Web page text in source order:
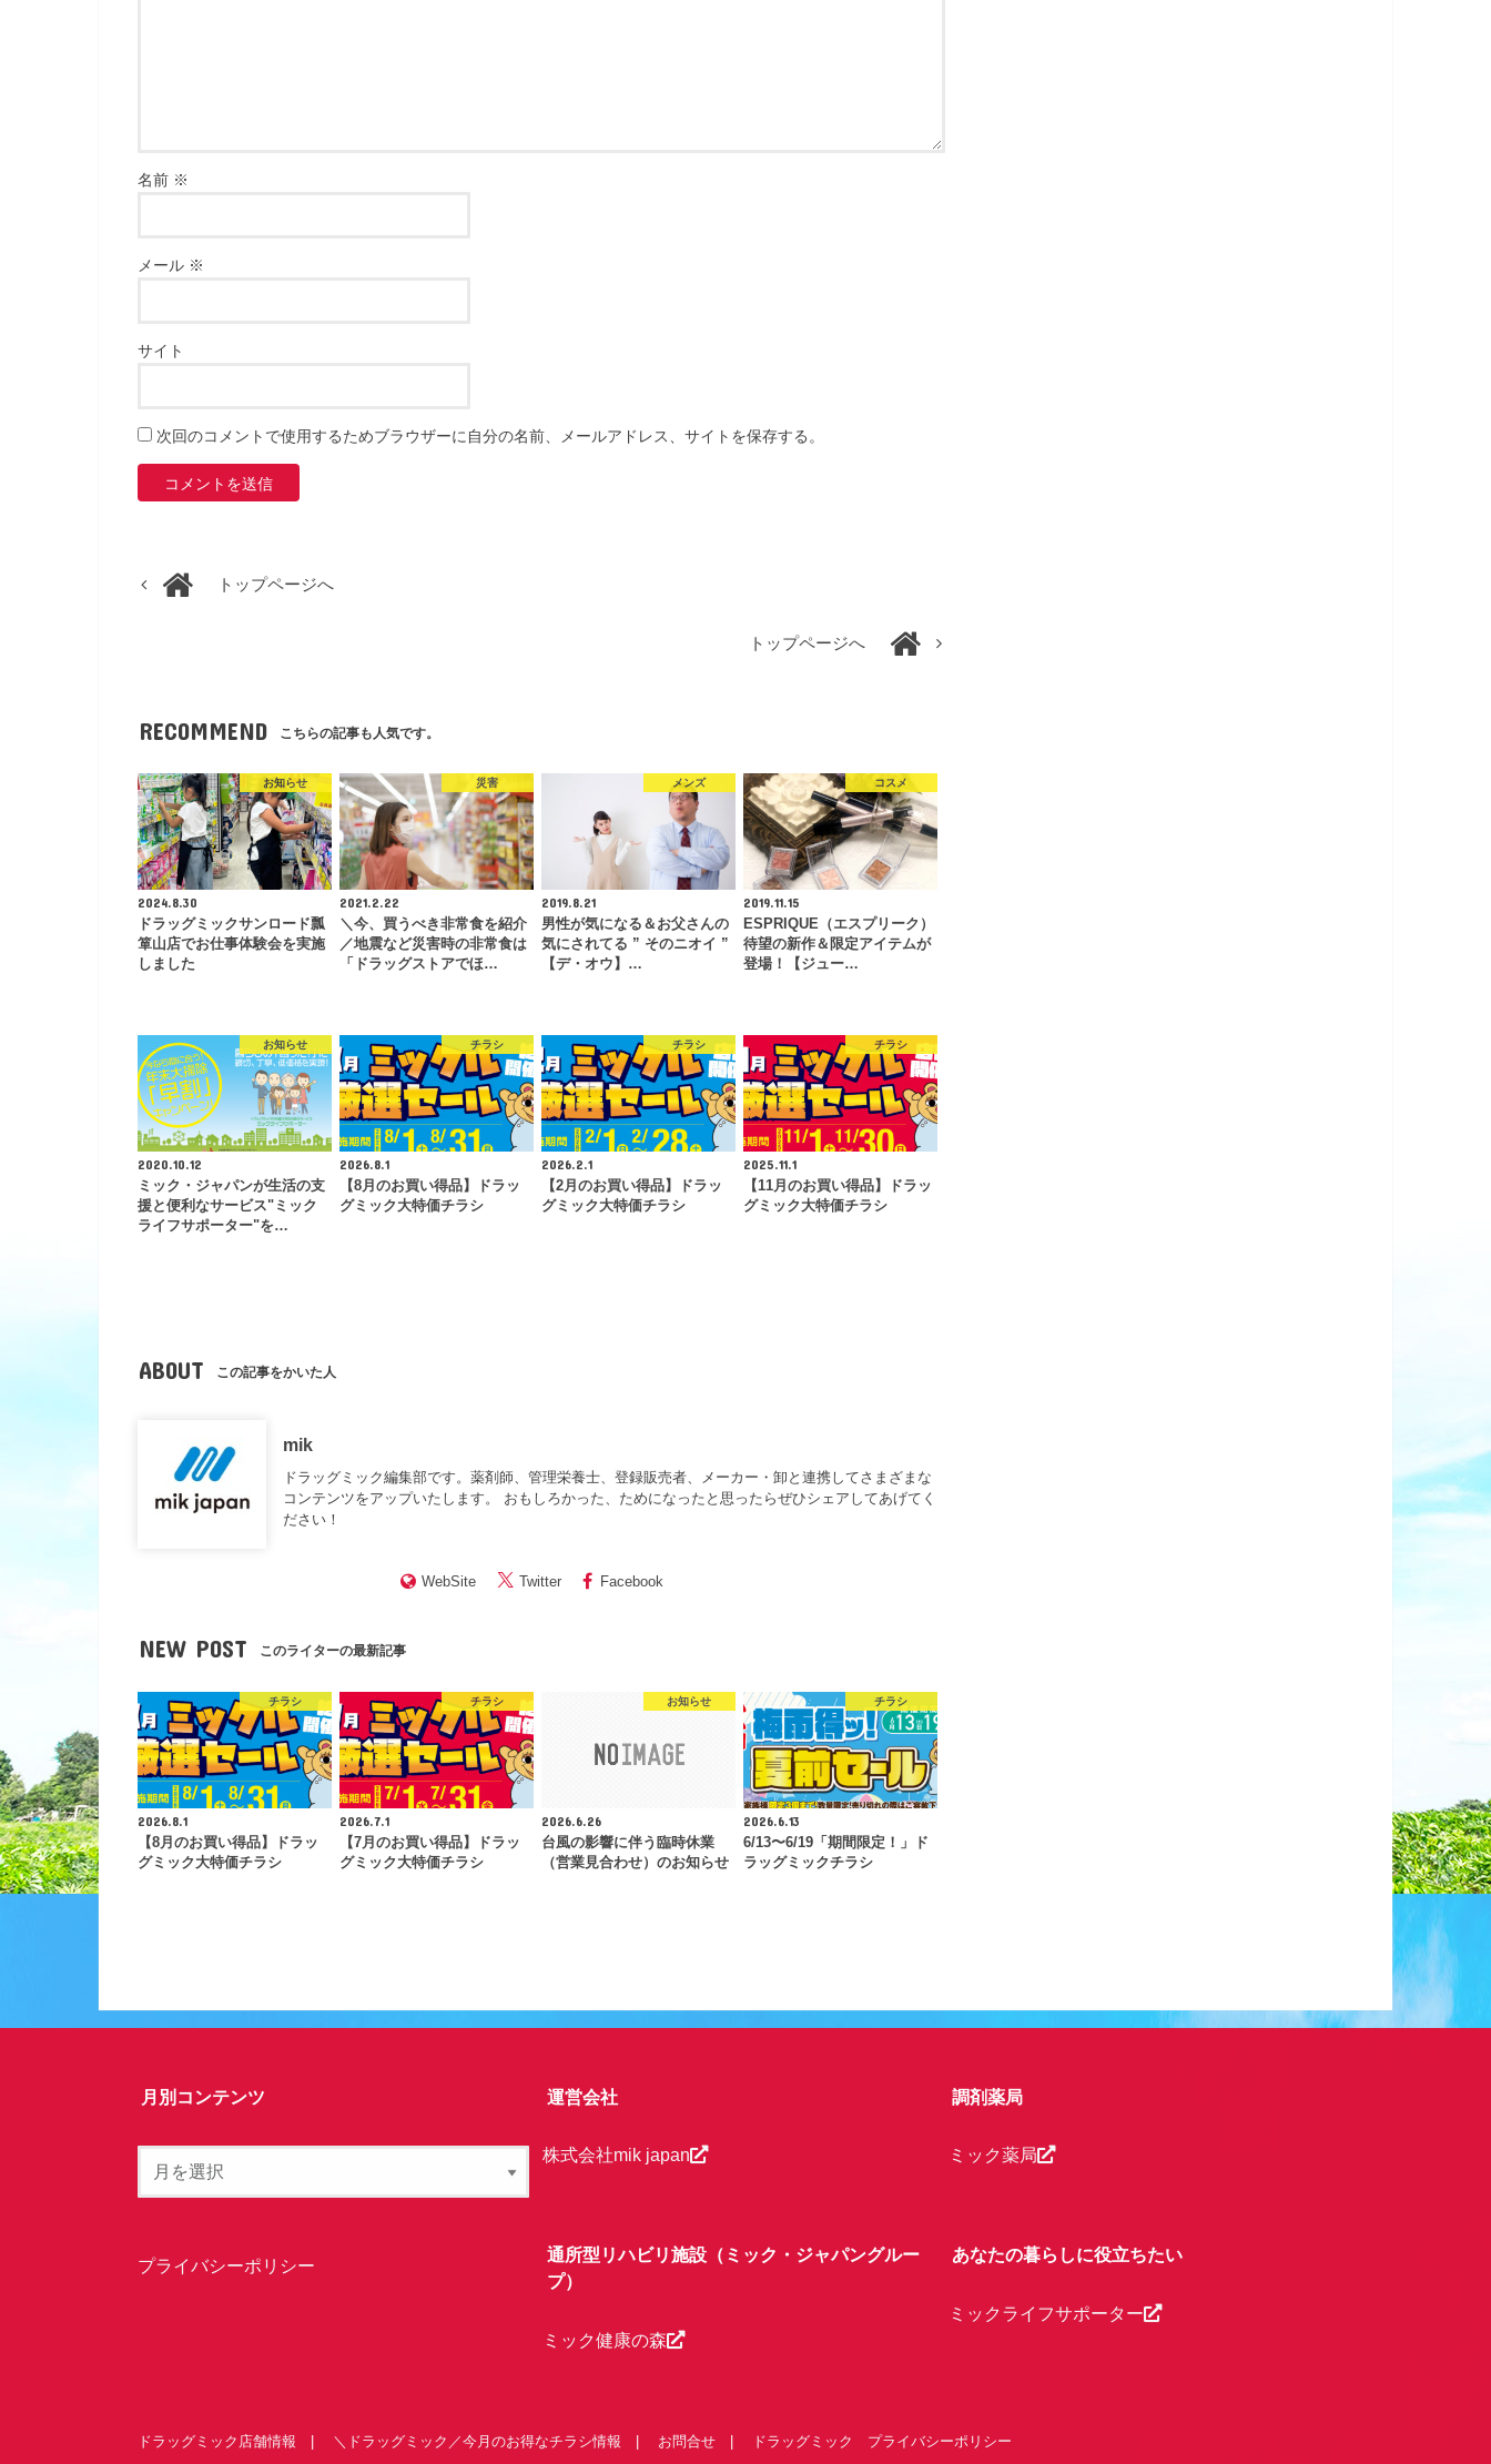
名前 ※
メール ※
サイト
次回のコメントで使用するためブラウザーに自分の名前、メールアドレス、サイトを保存する。
トップページへ
トップページへ
RECOMMEND こちらの記事も人気です。
お知らせ
2024.8.30
ドラッグミックサンロード瓢
箪山店でお仕事体験会を実施
しました
災害
2021.2.22
＼今、買うべき非常食を紹介
／地震など災害時の非常食は
「ドラッグストアでほ…
メンズ
2019.8.21
男性が気になる＆お父さんの
気にされてる ” そのニオイ ”
【デ・オウ】…
コスメ
2019.11.15
ESPRIQUE（エスプリーク）
待望の新作＆限定アイテムが
登場！【ジュー…
お知らせ
2020.10.12
ミック・ジャパンが生活の支
援と便利なサービス"ミック
ライフサポーター"を…
チラシ
2026.8.1
【8月のお買い得品】ドラッ
グミック大特価チラシ
チラシ
2026.2.1
【2月のお買い得品】ドラッ
グミック大特価チラシ
チラシ
2025.11.1
【11月のお買い得品】ドラッ
グミック大特価チラシ
ABOUT この記事をかいた人
mik
ドラッグミック編集部です。薬剤師、管理栄養士、登録販売者、メーカー・卸と連携してさまざまな
コンテンツをアップいたします。 おもしろかった、ためになったと思ったらぜひシェアしてあげてく
ださい！
WebSite Twitter Facebook
NEW POST このライターの最新記事
チラシ
2026.8.1
【8月のお買い得品】ドラッ
グミック大特価チラシ
チラシ
2026.7.1
【7月のお買い得品】ドラッ
グミック大特価チラシ
お知らせ
2026.6.26
台風の影響に伴う臨時休業
（営業見合わせ）のお知らせ
チラシ
2026.6.13
6/13〜6/19「期間限定！」ド
ラッグミックチラシ
月別コンテンツ
プライバシーポリシー
運営会社
株式会社mik japan
通所型リハビリ施設（ミック・ジャパングルー
プ）
ミック健康の森
調剤薬局
ミック薬局
あなたの暮らしに役立ちたい
ミックライフサポーター
ドラッグミック店舗情報 ＼ドラッグミック／今月のお得なチラシ情報 お問合せ ドラッグミック プライバシーポリシー